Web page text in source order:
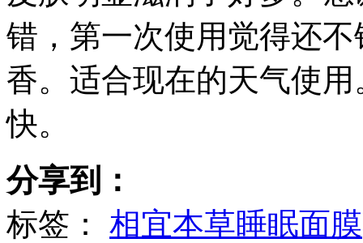
错，第一次使用觉得还
香。适合现在的天气使
快。
分享到：
标签： 相宜本草睡眠面膜